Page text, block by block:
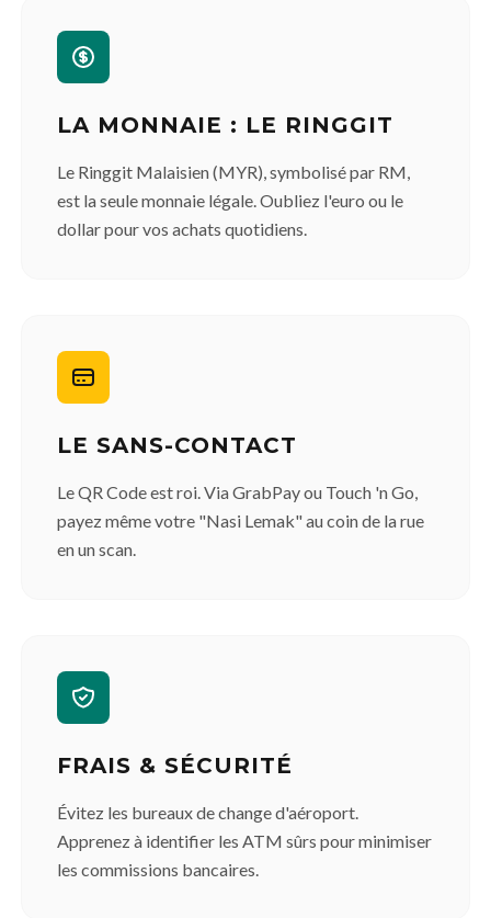
LA MONNAIE : LE RINGGIT
Le Ringgit Malaisien (MYR), symbolisé par RM,
est la seule monnaie légale. Oubliez l'euro ou le
dollar pour vos achats quotidiens.
LE SANS-CONTACT
Le QR Code est roi. Via GrabPay ou Touch 'n Go,
payez même votre "Nasi Lemak" au coin de la rue
en un scan.
FRAIS & SÉCURITÉ
Évitez les bureaux de change d'aéroport.
Apprenez à identifier les ATM sûrs pour minimiser
les commissions bancaires.